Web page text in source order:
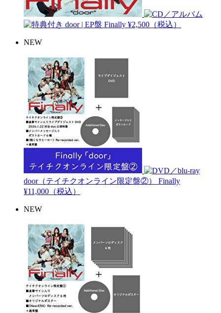
door | EP盤 Finally ¥2,500（税込）
NEW
door（テイチクオンライン限定盤②） Finally
¥11,000（税込）
NEW